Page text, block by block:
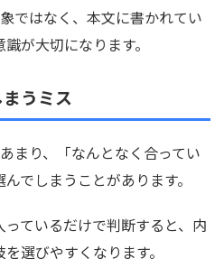
ではなく、本文に書かれてい
が大切になります。
うミス
まり、「なんとなく合ってい
でしまうことがあります。
ているだけで判断すると、内
選びやすくなります。